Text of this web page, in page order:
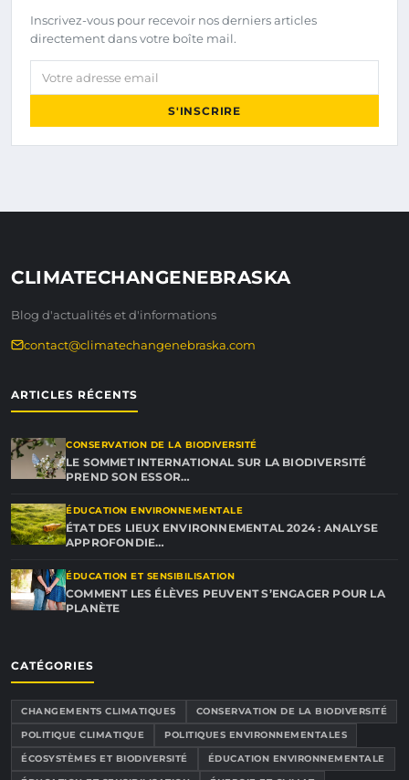
Inscrivez-vous pour recevoir nos derniers articles
directement dans votre boîte mail.
Votre adresse email
S'INSCRIRE
CLIMATECHANGENEBRASKA
Blog d'actualités et d'informations
contact@climatechangenebraska.com
ARTICLES RÉCENTS
CONSERVATION DE LA BIODIVERSITÉ
LE SOMMET INTERNATIONAL SUR LA BIODIVERSITÉ
PREND SON ESSOR…
ÉDUCATION ENVIRONNEMENTALE
ÉTAT DES LIEUX ENVIRONNEMENTAL 2024 : ANALYSE
APPROFONDIE…
ÉDUCATION ET SENSIBILISATION
COMMENT LES ÉLÈVES PEUVENT S’ENGAGER POUR LA
PLANÈTE
CATÉGORIES
CHANGEMENTS CLIMATIQUES
CONSERVATION DE LA BIODIVERSITÉ
POLITIQUE CLIMATIQUE
POLITIQUES ENVIRONNEMENTALES
ÉCOSYSTÈMES ET BIODIVERSITÉ
ÉDUCATION ENVIRONNEMENTALE